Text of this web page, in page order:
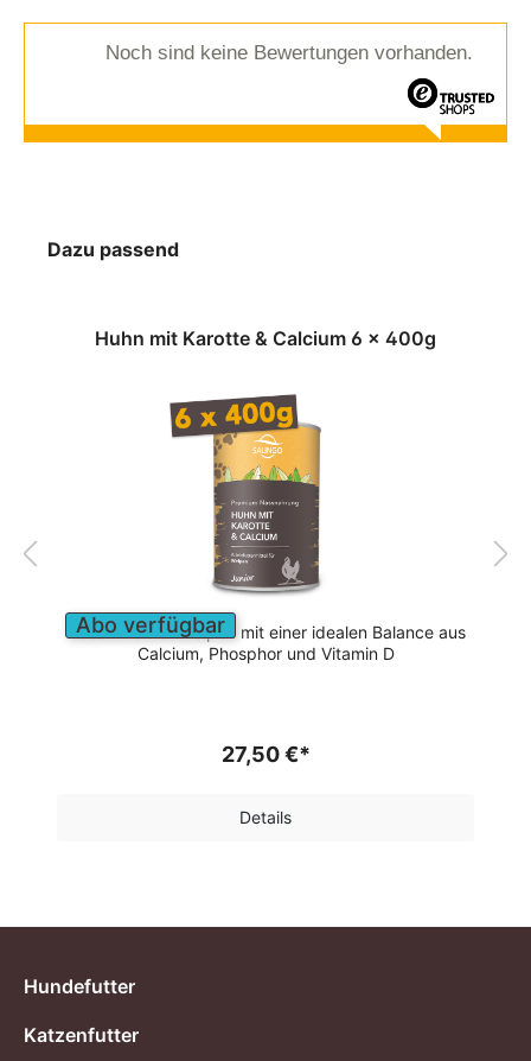
Noch sind keine Bewertungen vorhanden.
Dazu passend
Abo verfügbar
Huhn mit Karotte & Calcium 6 x 400g
Nassfutter für Welpen mit einer idealen Balance aus
Calcium, Phosphor und Vitamin D
27,50 €*
Details
Hundefutter
Katzenfutter